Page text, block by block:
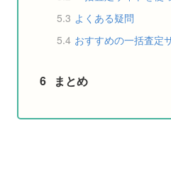
5.3 よくある疑問
5.4 おすすめの一括査定
6 まとめ